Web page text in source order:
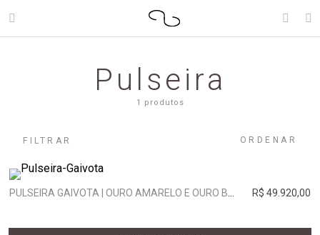
Pulseira
1 produtos
FILTRAR ORDENAR
R$ 49.920,00